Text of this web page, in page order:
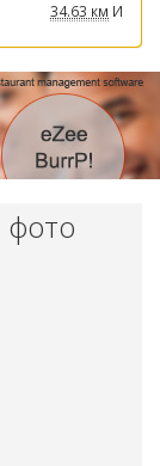
34.63 км И
фото